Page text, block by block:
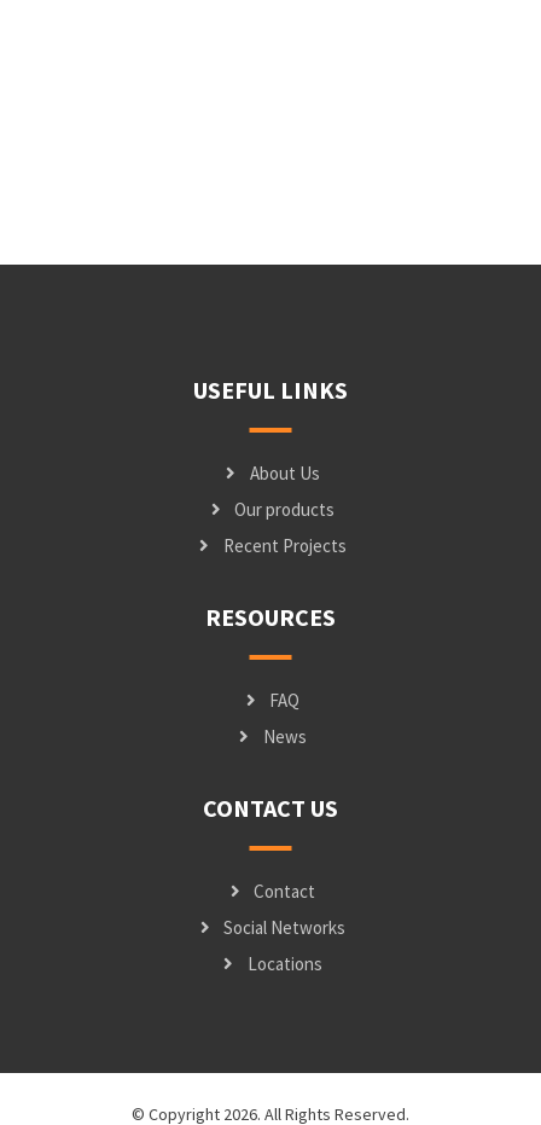
USEFUL LINKS
About Us
Our products
Recent Projects
RESOURCES
FAQ
News
CONTACT US
Contact
Social Networks
Locations
© Copyright 2026. All Rights Reserved.